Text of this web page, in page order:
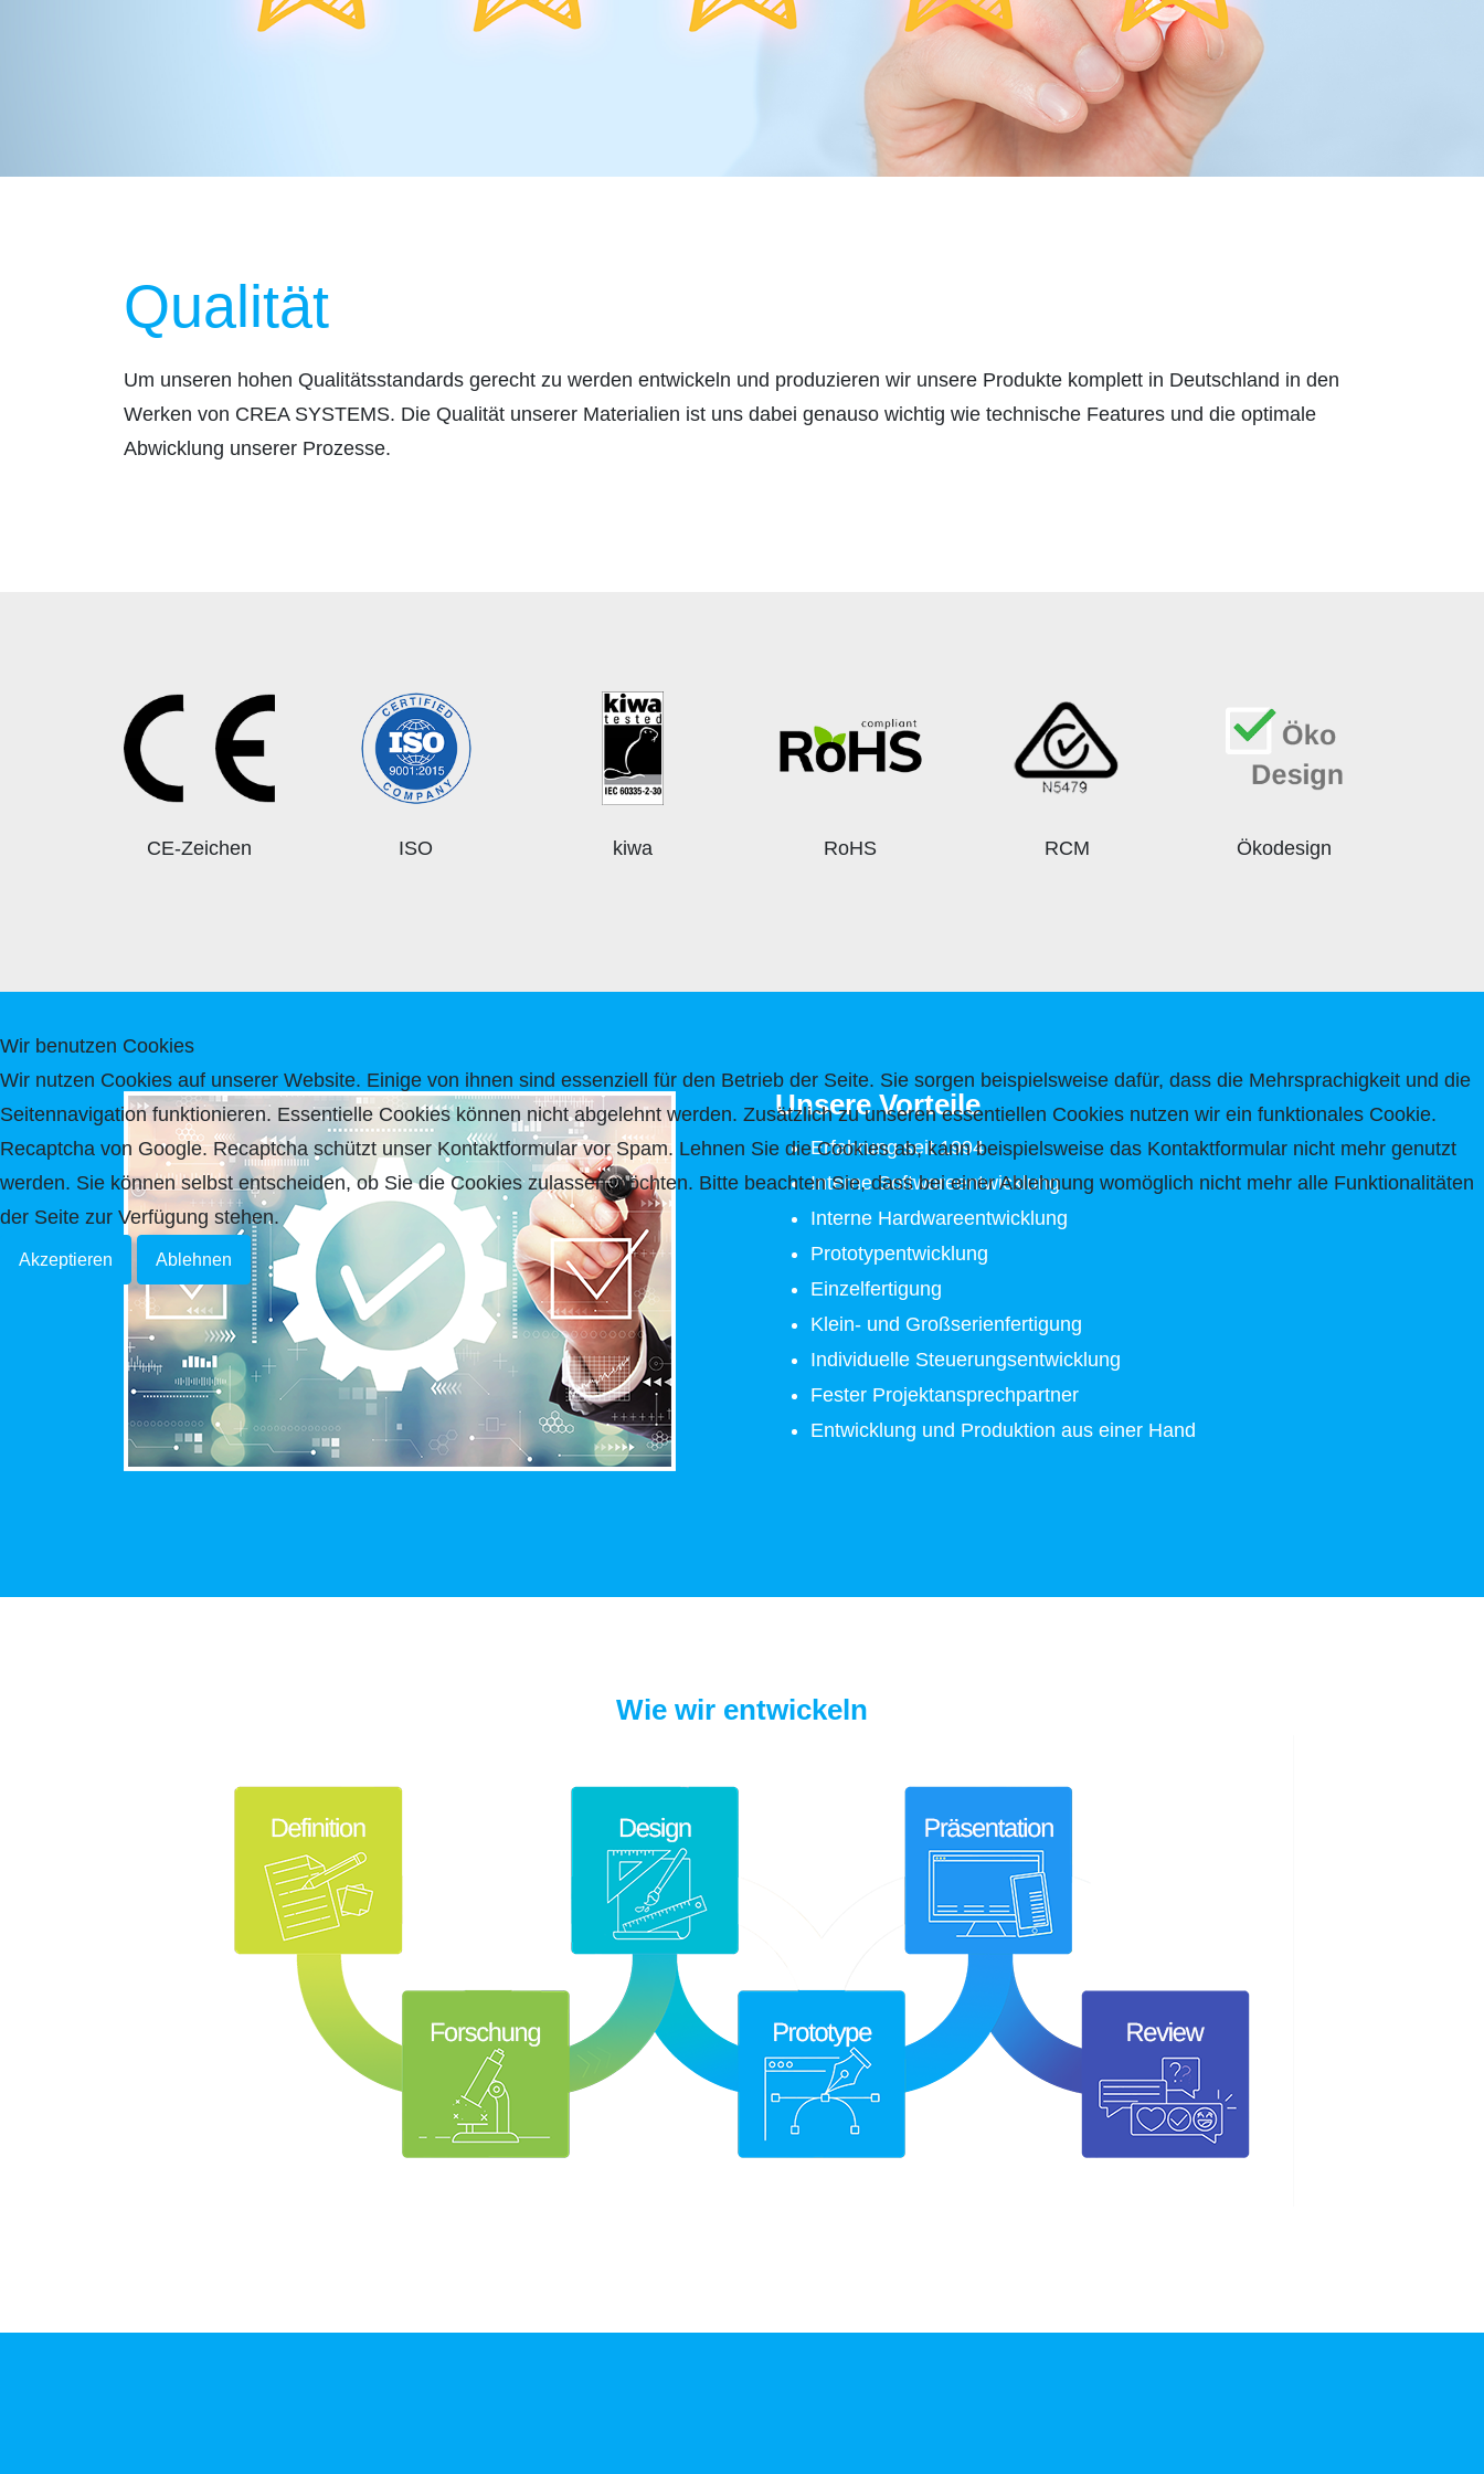
Qualität
Um unseren hohen Qualitätsstandards gerecht zu werden entwickeln und produzieren wir unsere Produkte komplett in Deutschland in den
Werken von CREA SYSTEMS. Die Qualität unserer Materialien ist uns dabei genauso wichtig wie technische Features und die optimale
Abwicklung unserer Prozesse.
CE-Zeichen ISO kiwa RoHS RCM Ökodesign
Unsere Vorteile
Erfahrung seit 1994
Interne Softwareentwicklung
Interne Hardwareentwicklung
Prototypentwicklung
Einzelfertigung
Klein- und Großserienfertigung
Individuelle Steuerungsentwicklung
Fester Projektansprechpartner
Entwicklung und Produktion aus einer Hand
Wie wir entwickeln
Wir benutzen Cookies
Wir nutzen Cookies auf unserer Website. Einige von ihnen sind essenziell für den Betrieb der Seite. Sie sorgen beispielsweise dafür, dass die Mehrsprachigkeit und die
Seitennavigation funktionieren. Essentielle Cookies können nicht abgelehnt werden. Zusätzlich zu unseren essentiellen Cookies nutzen wir ein funktionales Cookie.
Recaptcha von Google. Recaptcha schützt unser Kontaktformular vor Spam. Lehnen Sie die Cookies ab, kann beispielsweise das Kontaktformular nicht mehr genutzt
werden. Sie können selbst entscheiden, ob Sie die Cookies zulassen möchten. Bitte beachten Sie, dass bei einer Ablehnung womöglich nicht mehr alle Funktionalitäten
der Seite zur Verfügung stehen.
Akzeptieren Ablehnen